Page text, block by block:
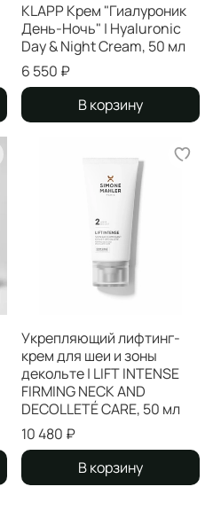
KLAPP Крем "Гиалуроник
День-Ночь" | Hyaluronic
Daу & Night Cream, 50 мл
6 550 ₽
В корзину
Укрепляющий лифтинг-
крем для шеи и зоны
декольте | LIFT INTENSE
FIRMING NECK AND
DECOLLETÉ CARE, 50 мл
10 480 ₽
В корзину